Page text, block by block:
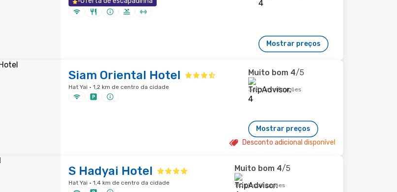
Mostrar preços
Siam Oriental Hotel
Hat Yai · 1,2 km de centro da cidade
Muito bom 4/5
368 classificações
Mostrar preços
Desconto adicional disponível
S Hadyai Hotel
Hat Yai · 1,4 km de centro da cidade
Muito bom 4/5
110 classificações